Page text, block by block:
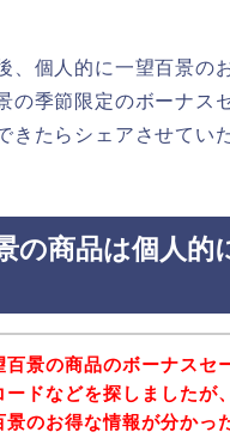
、個人的に一望百景の
の季節限定のボーナス
きたらシェアさせてい
の商品は個人的
百景の商品のボーナスセ
ードなどを探しましたが
景のお得な情報が分かっ